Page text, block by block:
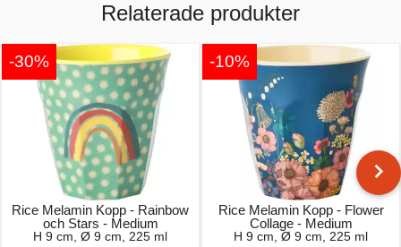
Relaterade produkter
-30%
Rice Melamin Kopp - Rainbow
och Stars - Medium
H 9 cm, Ø 9 cm, 225 ml
-10%
Rice Melamin Kopp - Flower
Collage - Medium
H 9 cm, Ø 9 cm, 225 ml